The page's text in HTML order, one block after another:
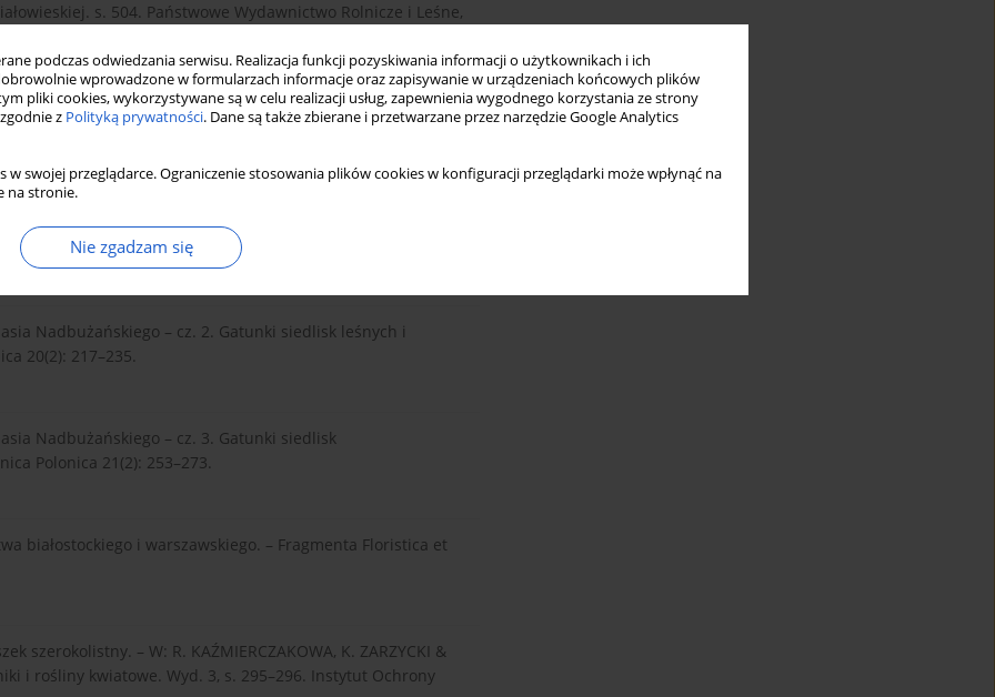
podczas odwiedzania serwisu. Realizacja funkcji pozyskiwania informacji o użytkownikach i ich
wprowadzone w formularzach informacje oraz zapisywanie w urządzeniach końcowych plików
pliki cookies, wykorzystywane są w celu realizacji usług, zapewnienia wygodnego korzystania ze strony
z Polityką prywatności. Dane są także zbierane i przetwarzane przez narzędzie Google Analytics
w swojej przeglądarce. Ograniczenie stosowania plików cookies w konfiguracji przeglądarki może wpłynąć na
na stronie.
Nie zgadzam się
s. 504. Państwowe Wydawnictwo Rolnicze i Leśne,
zasięgami roślin synantropijnych. 6. Iva xanthiifolia Nutt. w
V. 2009. Invasion success of alien plants: do habitat
Ecology and Biogeography 18(3): 372–382.
Nadbużańskiego – cz. 2. Gatunki siedlisk leśnych i
20(2): 217–235.
Nadbużańskiego – cz. 3. Gatunki siedlisk
Polonica 21(2): 253–273.
białostockiego i warszawskiego. – Fragmenta Floristica et
szerokolistny. – W: R. KAŹMIERCZAKOWA, K. ZARZYCKI &
i rośliny kwiatowe. Wyd. 3, s. 295–296. Instytut Ochrony